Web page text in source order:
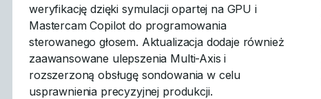
weryfikację dzięki symulacji opartej na GPU i
Mastercam Copilot do programowania
sterowanego głosem. Aktualizacja dodaje również
zaawansowane ulepszenia Multi-Axis i
rozszerzoną obsługę sondowania w celu
usprawnienia precyzyjnej produkcji.